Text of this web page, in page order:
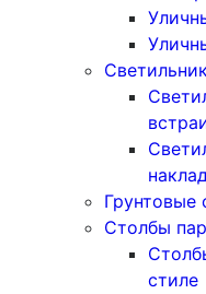
Грунтовые
Столбы
стиле